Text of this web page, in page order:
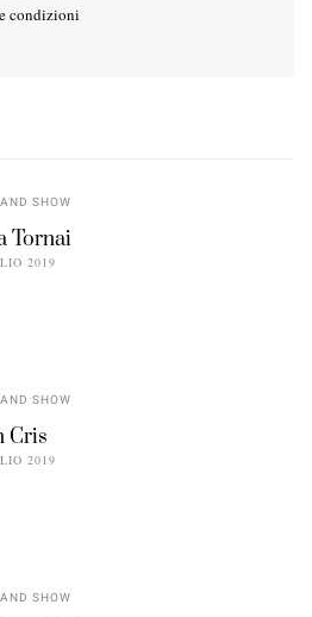
condizioni
SHOW
Tornai
2019
SHOW
Cris
2019
SHOW